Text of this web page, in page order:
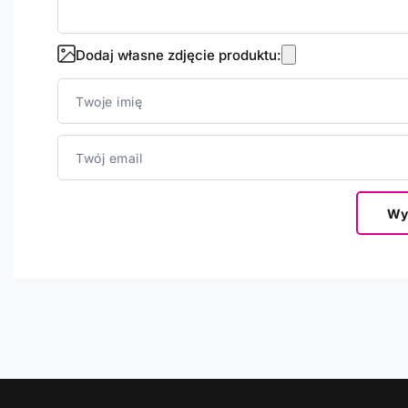
Dodaj własne zdjęcie produktu:
Twoje imię
Twój email